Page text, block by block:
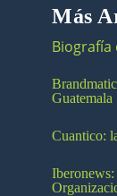
Más
Biografía
Guatemala
Cuantico: